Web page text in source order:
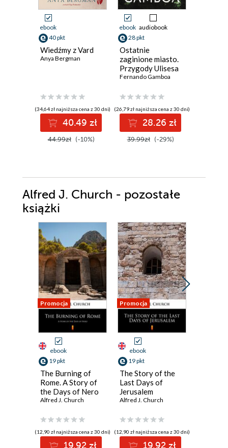
ebook
40 pkt
Wiedźmy z Vard
Anya Bergman
(34,64 zł najniższa cena z 30 dni)
40.49 zł
44.99zł (-10%)
ebook audiobook
28 pkt
Ostatnie
zaginione miasto.
Przygody Ulisesa
Vidala. Tom 2
Fernando Gamboa
(26,79 zł najniższa cena z 30 dni)
28.26 zł
39.99zł (-29%)
Alfred J. Church - pozostałe
książki
Promocja
ebook
19 pkt
The Burning of
Rome. A Story of
the Days of Nero
Alfred J. Church
(12,90 zł najniższa cena z 30 dni)
19.92 zł
Promocja
ebook
19 pkt
The Story of the
Last Days of
Jerusalem
Alfred J. Church
(12,90 zł najniższa cena z 30 dni)
19.92 zł